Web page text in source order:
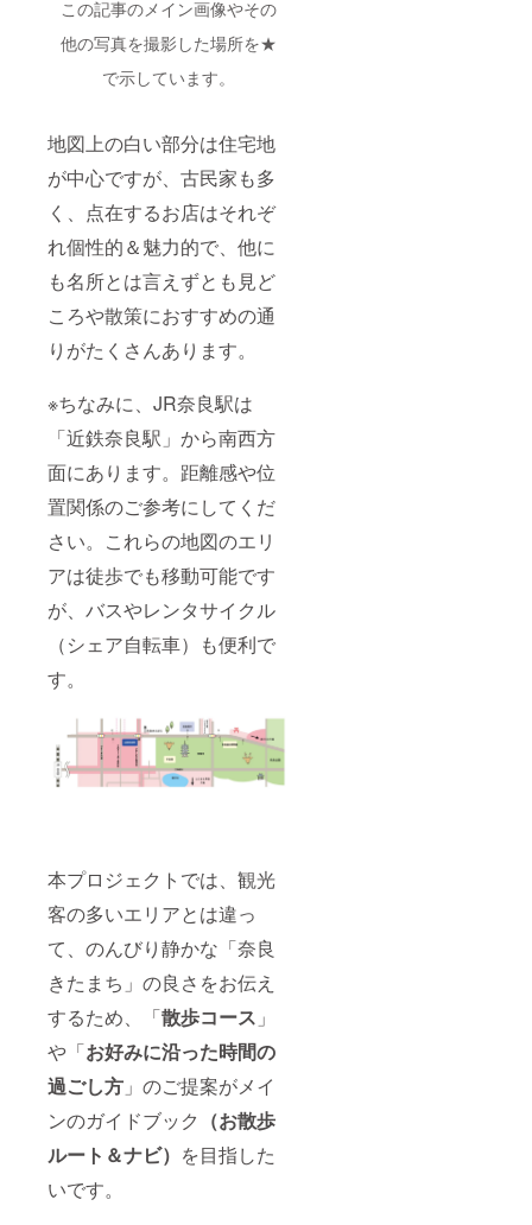
この記事のメイン画像やその
他の写真を撮影した場所を★
で示しています。
地図上の白い部分は住宅地
が中心ですが、古民家も多
く、点在するお店はそれぞ
れ個性的＆魅力的で、他に
も名所とは言えずとも見ど
ころや散策におすすめの通
りがたくさんあります。
※ちなみに、JR奈良駅は
「近鉄奈良駅」から南西方
面にあります。距離感や位
置関係のご参考にしてくだ
さい。これらの地図のエリ
アは徒歩でも移動可能です
が、バスやレンタサイクル
（シェア自転車）も便利で
す。
本プロジェクトでは、観光
客の多いエリアとは違っ
て、のんびり静かな「奈良
きたまち」の良さをお伝え
するため、「散歩コース 」
や「お好みに沿った時間の
過ごし方 」のご提案がメイ
ンのガイドブック （お散歩
ルート＆ナビ） を目指した
いです。